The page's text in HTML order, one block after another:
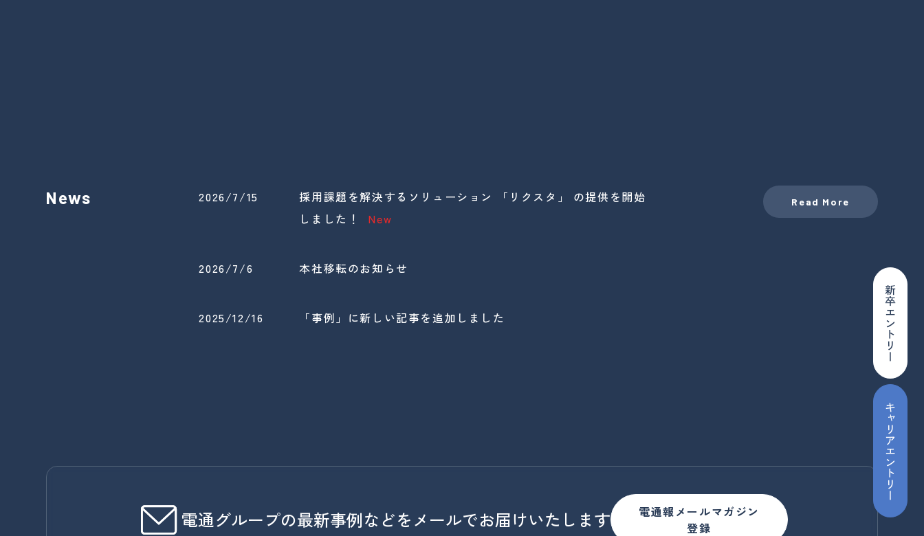
新卒エントリー
キャリアエントリー
News 2026/7/15
採用課題を解決するソリューション 「リクスタ」 の提供を開始
しました！
New
2026/7/6 本社移転のお知らせ
2025/12/16 「事例」に新しい記事を追加しました
Read More
電通グループの最新事例などをメールでお届けいたします
電通報メールマガジン
登録